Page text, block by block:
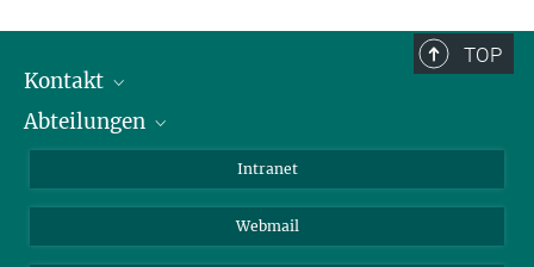
Z- ~ Central building (Zentralgebäude)
AS23a- ~ Berlin (SupraFAB)
TOP
Kontakt
Mitarbeiterverzeichnis
Abteilungen
Biomolekulare Systeme
Kolloidchemie
Intranet
Webmail